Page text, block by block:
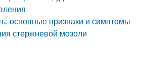
основные признаки и симптомы
стержневой мозоли